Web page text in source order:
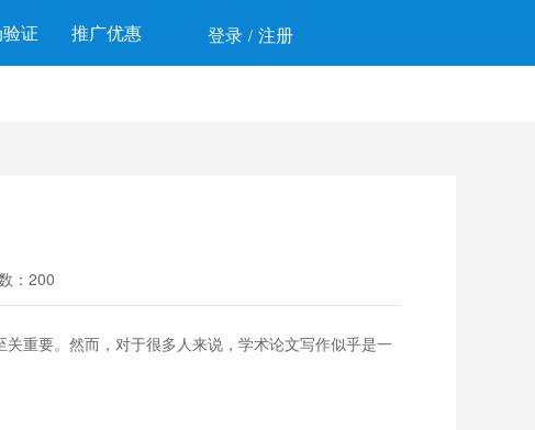
证 推广优惠 登录 / 注册
：200
重要。然而，对于很多人来说，学术论文写作似乎是一